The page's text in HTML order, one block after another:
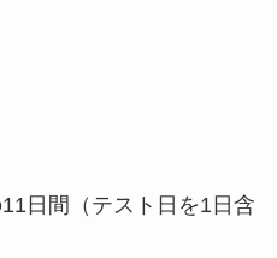
日間（テスト日を1日含